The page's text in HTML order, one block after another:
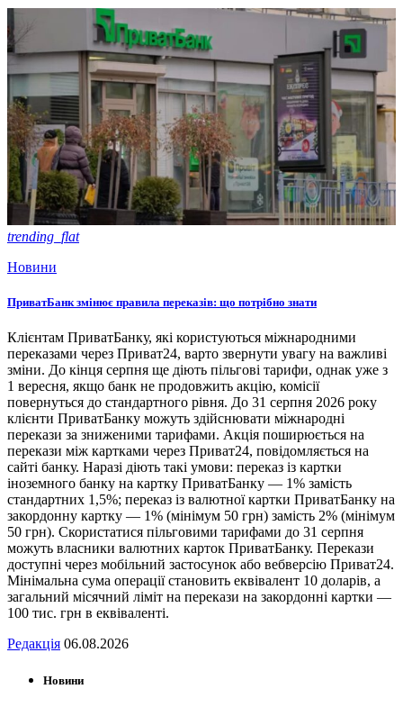
trending_flat
Новини
ПриватБанк змінює правила переказів: що потрібно знати
Клієнтам ПриватБанку, які користуються міжнародними
переказами через Приват24, варто звернути увагу на важливі
зміни. До кінця серпня ще діють пільгові тарифи, однак уже з
1 вересня, якщо банк не продовжить акцію, комісії
повернуться до стандартного рівня. До 31 серпня 2026 року
клієнти ПриватБанку можуть здійснювати міжнародні
перекази за зниженими тарифами. Акція поширюється на
перекази між картками через Приват24, повідомляється на
сайті банку. Наразі діють такі умови: переказ із картки
іноземного банку на картку ПриватБанку — 1% замість
стандартних 1,5%; переказ із валютної картки ПриватБанку на
закордонну картку — 1% (мінімум 50 грн) замість 2% (мінімум
50 грн). Скористатися пільговими тарифами до 31 серпня
можуть власники валютних карток ПриватБанку. Перекази
доступні через мобільний застосунок або вебверсію Приват24.
Мінімальна сума операції становить еквівалент 10 доларів, а
загальний місячний ліміт на перекази на закордонні картки —
100 тис. грн в еквіваленті.
Редакція 06.08.2026
Новини